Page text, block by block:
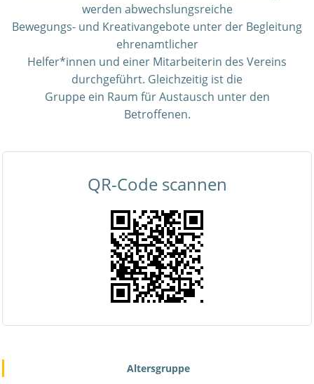
werden abwechslungsreiche
Bewegungs- und Kreativangebote unter der Begleitung
ehrenamtlicher
Helfer*innen und einer Mitarbeiterin des Vereins
durchgeführt. Gleichzeitig ist die
Gruppe ein Raum für Austausch unter den
Betroffenen.
QR-Code scannen
Altersgruppe